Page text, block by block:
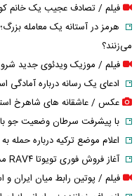
فیلم / تصادف عجیب یک خانم
هرمز در آستانه یک معامله
می‌زنند؟
فیلم / موزیک ویدئوی جدید
ادعای یک رسانه درباره آمادگی
عکس / عاشقانه های شاهرخ
با پیشرفت سرطان وضعیت جو
اعلام موضع ترکیه درباره حمله به
آغاز فروش فوری تویوتا RAV۴ مدل ۲۰۲۵ + جزئیات
فیلم / پوتین رابط میان ایران و